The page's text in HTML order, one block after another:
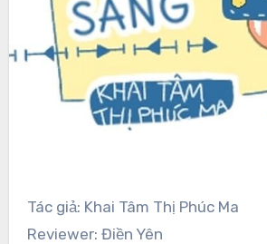
Tác giả: Khai Tâm Thị Phúc Ma
Reviewer: Điền Yên